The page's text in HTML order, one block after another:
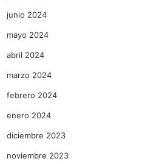
junio 2024
mayo 2024
abril 2024
marzo 2024
febrero 2024
enero 2024
diciembre 2023
noviembre 2023